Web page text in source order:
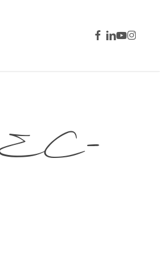
facebook
linkedin
youtubeinstagram